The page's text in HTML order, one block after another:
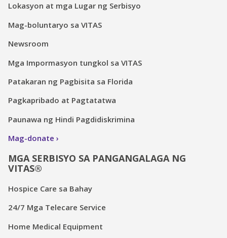
Lokasyon at mga Lugar ng Serbisyo
Mag-boluntaryo sa VITAS
Newsroom
Mga Impormasyon tungkol sa VITAS
Patakaran ng Pagbisita sa Florida
Pagkapribado at Pagtatatwa
Paunawa ng Hindi Pagdidiskrimina
Mag-donate
MGA SERBISYO SA PANGANGALAGA NG
VITAS®
Hospice Care sa Bahay
24/7 Mga Telecare Service
Home Medical Equipment